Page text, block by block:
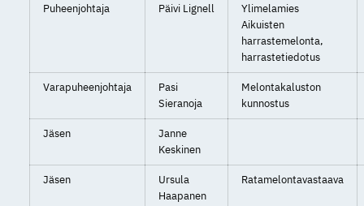
Puheenjohtaja Päivi Lignell
Ylimelamies
Aikuisten
harrastemelonta,
harrastetiedotus
Varapuheenjohtaja
Pasi
Sieranoja
Melontakaluston
kunnostus
Jäsen
Janne
Keskinen
Jäsen
Ursula
Haapanen
Ratamelontavastaava